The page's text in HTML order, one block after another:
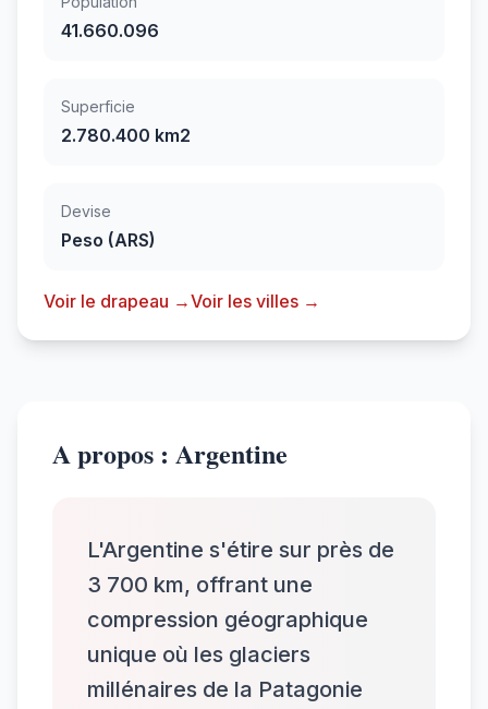
41.660.096
Superficie
2.780.400 km2
Devise
Peso (ARS)
Voir le drapeau →Voir les villes →
A propos : Argentine
L'Argentine s'étire sur près de
3 700 km, offrant une
compression géographique
unique où les glaciers
millénaires de la Patagonie